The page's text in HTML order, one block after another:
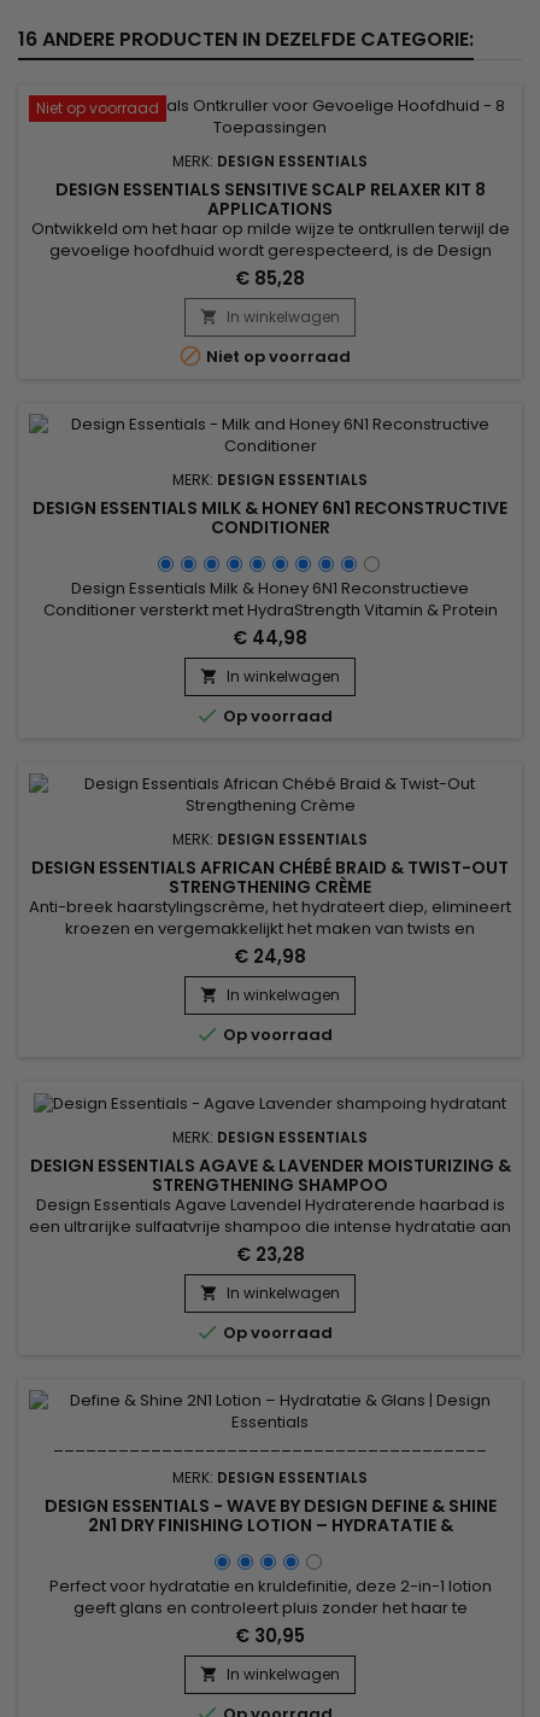
16 ANDERE PRODUCTEN IN DEZELFDE CATEGORIE:
Niet op voorraad
MERK: DESIGN ESSENTIALS
DESIGN ESSENTIALS SENSITIVE SCALP RELAXER KIT 8
APPLICATIONS
Ontwikkeld om het haar op milde wijze te ontkrullen terwijl de
gevoelige hoofdhuid wordt gerespecteerd, is de Design
Essentials Sensitive Scalp Relaxer Kit de ideale oplossing
voor glad, glanzend en gezond haar. Kokosolie zorgt voor
intense hydratatie, terwijl sheaboter de haarvezel voedt en
beschermt. Het resultaat: een zachte maar doeltreffende
relaxer,...
€ 85,28
 In winkelwagen
 Niet op voorraad
MERK: DESIGN ESSENTIALS
DESIGN ESSENTIALS MILK & HONEY 6N1 RECONSTRUCTIVE
CONDITIONER
Design Essentials Milk & Honey 6N1 Reconstructieve
Conditioner versterkt met HydraStrength Vitamin & Protein
Complex.&nbsp; Moet worden gebruikt na een chemische
dienst zoals een relaxer, permanente golf of lichaamsgolf, of
op beschadigd haar om te helpen bij haarherstel en
maximale beheersbaarheid. Voordelen / Versterkt de
haarstreng door...
€ 44,98
 In winkelwagen
 Op voorraad
MERK: DESIGN ESSENTIALS
DESIGN ESSENTIALS AFRICAN CHÉBÉ BRAID & TWIST-OUT
STRENGTHENING CRÈME
Anti-breek haarstylingscrème, het hydrateert diep, elimineert
kroezen en vergemakkelijkt het maken van twists en
vlechten. Design Essentials African Chebe Anti-Breakage
Braid & Twist-Out Strengthening Crème is geformuleerd met
chebe, bekend om het bevorderen van haargroei door het
te versterken en te behouden. Gecombineerd met Afrikaans
extract, voedt...
€ 24,98
 In winkelwagen
 Op voorraad
MERK: DESIGN ESSENTIALS
DESIGN ESSENTIALS AGAVE & LAVENDER MOISTURIZING &
STRENGTHENING SHAMPOO
Design Essentials Agave Lavendel Hydraterende haarbad is
een ultrarijke sulfaatvrije shampoo die intense hydratatie aan
haar en hoofdhuid biedt en tegelijkertijd natuurlijke krullende
en krullende texturen ontwart.&nbsp; Belangrijke
ingrediënten zoals Agave en Lavendel, gecombineerd met
een complex van kalmerende en revitaliserende natuurlijke
oliën,...
€ 23,28
 In winkelwagen
 Op voorraad
MERK: DESIGN ESSENTIALS
DESIGN ESSENTIALS - WAVE BY DESIGN DEFINE & SHINE
2N1 DRY FINISHING LOTION – HYDRATATIE &
Perfect voor hydratatie en kruldefinitie, deze 2-in-1 lotion
geeft glans en controleert pluis zonder het haar te
verzwaren. Verrijkt met jojoba-olie en shea butter, voedt het
intensief en maakt het haar zacht en soepel. Ideaal om
golven op te frissen of je look af te werken, Design Essentials
Wave by Define & Shine 2N1 Dry Finishing Lotion zorgt voor...
€ 30,95
 In winkelwagen